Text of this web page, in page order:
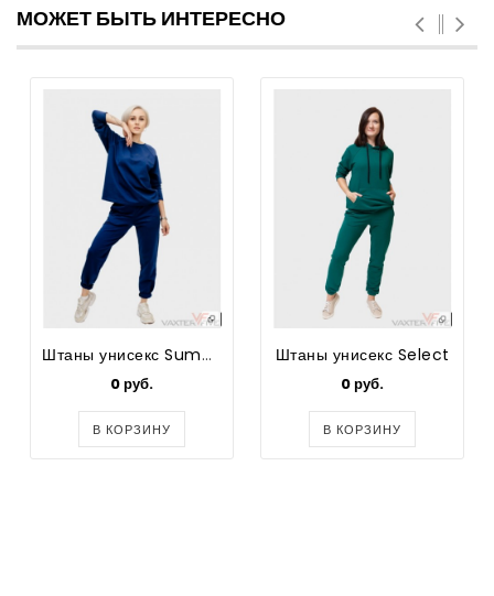
МОЖЕТ БЫТЬ ИНТЕРЕСНО
Штаны унисекс Summer
0 руб.
В КОРЗИНУ
Штаны унисекс Select
0 руб.
В КОРЗИНУ